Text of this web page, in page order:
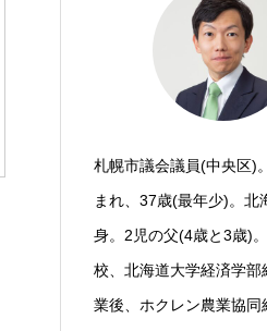
札幌市議会議員(中央区)
まれ、37歳(最年少)。北
身。2児の父(4歳と3歳)
校、北海道大学経済学部
業後、ホクレン農業協同